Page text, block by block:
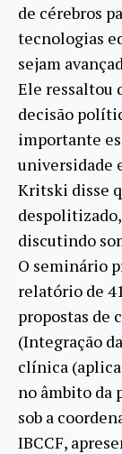
de cérebros
tecnologias
sejam
Ele ressaltou
decisão
importante
universidade
Kritski disse
discutindo
O seminário
relatório de
propostas de
(Integração
clínica
no âmbito da
sob a
IBCCF,